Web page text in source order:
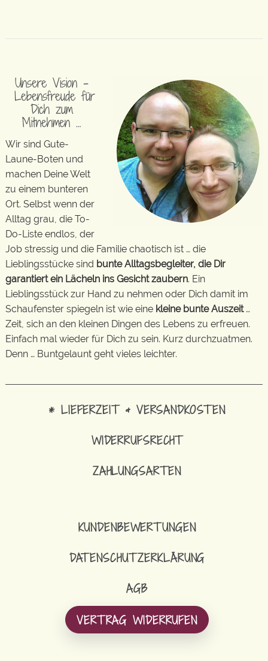
Unsere Vision –
Lebensfreude für
Dich zum
Mitnehmen …
Wir sind Gute-
Laune-Boten und
machen Deine Welt
zu einem bunteren
Ort. Selbst wenn der
Alltag grau, die To-
Do-Liste endlos, der
Job stressig und die Familie chaotisch ist … die
Lieblingsstücke sind bunte Alltagsbegleiter, die Dir
garantiert ein Lächeln ins Gesicht zaubern. Ein
Lieblingsstück zur Hand zu nehmen oder Dich damit im
Schaufenster spiegeln ist wie eine kleine bunte Auszeit…
Zeit, sich an den kleinen Dingen des Lebens zu erfreuen.
Einfach mal wieder für Dich zu sein. Kurz durchzuatmen.
Denn … Buntgelaunt geht vieles leichter.
* LIEFERZEIT & VERSANDKOSTEN
WIDERRUFSRECHT
ZAHLUNGSARTEN
KUNDENBEWERTUNGEN
DATENSCHUTZERKLÄRUNG
AGB
VERTRAG WIDERRUFEN